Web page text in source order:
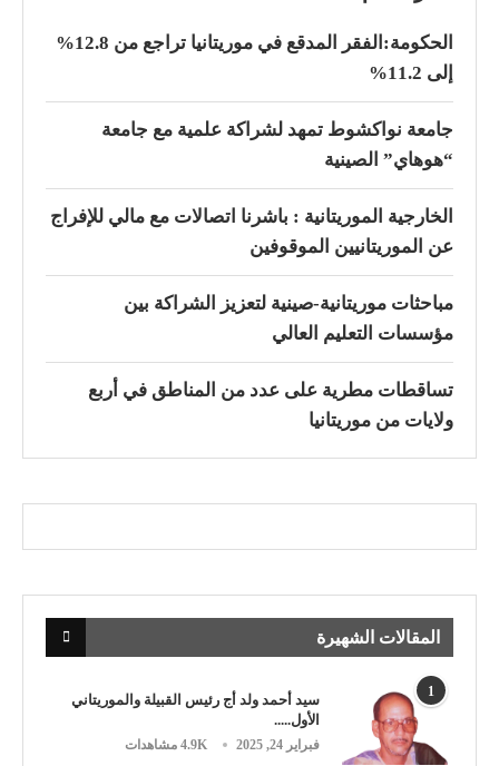
الحكومة:الفقر المدقع في موريتانيا تراجع من 12.8%
إلى 11.2%
جامعة نواكشوط تمهد لشراكة علمية مع جامعة
“هوهاي” الصينية
الخارجية الموريتانية : باشرنا اتصالات مع مالي للإفراج
عن الموريتانيين الموقوفين
مباحثات موريتانية-صينية لتعزيز الشراكة بين
مؤسسات التعليم العالي
تساقطات مطرية على عدد من المناطق في أربع
ولايات من موريتانيا
المقالات الشهيرة
1
سيد أحمد ولد أج رئيس القبيلة والموريتاني
الأول.....
فبراير 24, 2025 4.9K مشاهدات